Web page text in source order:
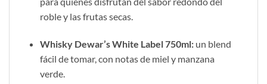
roble y las frutas secas.
Whisky Dewar’s White Label 750ml:un blend
fácil de tomar, con notas de miel y manzana
verde.